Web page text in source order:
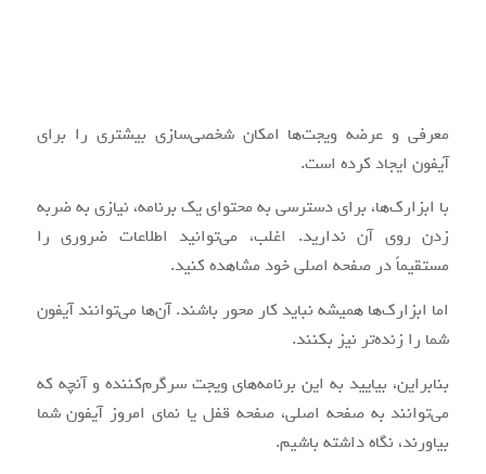
معرفی و عرضه ویجت‌ها امکان شخصی‌سازی بیشتری را برای
آیفون ایجاد کرده است.
با ابزارک‌ها، برای دسترسی به محتوای یک برنامه، نیازی به ضربه
زدن روی آن ندارید. اغلب، می‌توانید اطلاعات ضروری را
مستقیماً در صفحه اصلی خود مشاهده کنید.
اما ابزارک‌ها همیشه نباید کار محور باشند. آن‌ها می‌توانند آیفون
شما را زنده‌تر نیز بکنند.
بنابراین، بیایید به این برنامه‌های ویجت سرگرم‌کننده و آنچه که
می‌توانند به صفحه اصلی، صفحه قفل یا نمای امروز آیفون شما
بیاورند، نگاه داشته باشیم.